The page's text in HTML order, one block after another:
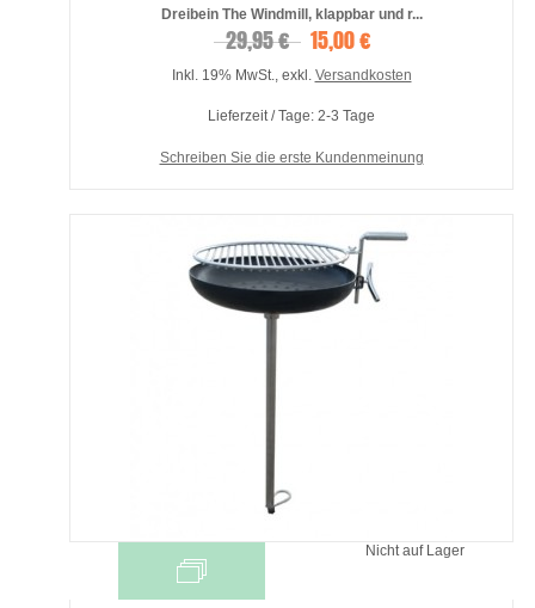
Dreibein The Windmill, klappbar und r...
29,95 € 15,00 €
Inkl. 19% MwSt., exkl. Versandkosten
Lieferzeit / Tage: 2-3 Tage
Schreiben Sie die erste Kundenmeinung
Nicht auf Lager